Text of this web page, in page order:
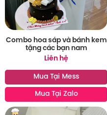
Combo hoa sáp và bánh kem
tặng các bạn nam
Liên hệ
Mua Tại Mess
Mua Tại Zalo